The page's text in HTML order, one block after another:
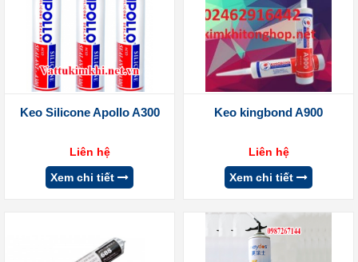
Keo Silicone Apollo A300
Liên hệ
Xem chi tiết
Keo kingbond A900
Liên hệ
Xem chi tiết